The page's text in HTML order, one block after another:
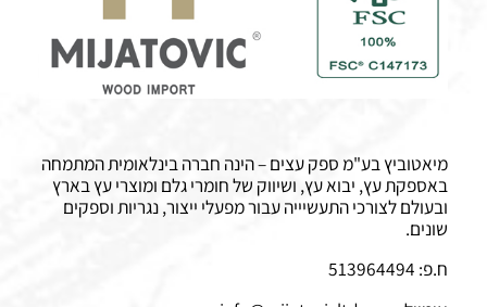
מיאטוביץ בע"מ ספק עצים – הינה חברה בינלאומית המתמחה
באספקת עץ, יבוא עץ, ושיווק של חומרי גלם ומוצרי עץ בארץ
ובעולם לצורכי התעשיייה עבור מפעלי ייצור, נגריות וספקים
שונים.
ח.פ: 513964494